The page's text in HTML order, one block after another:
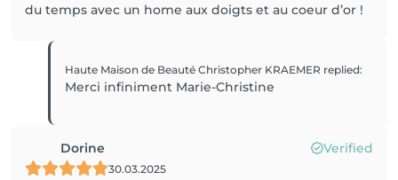
du temps avec un home aux doigts et au coeur d’or !
Haute Maison de Beauté Christopher KRAEMER replied:
Merci infiniment Marie-Christine
Dorine Verified
30.03.2025